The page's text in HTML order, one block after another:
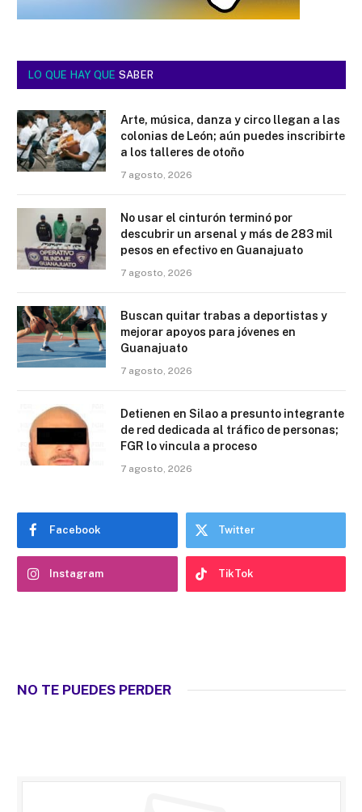
LO QUE HAY QUE SABER
Arte, música, danza y circo llegan a las
colonias de León; aún puedes inscribirte
a los talleres de otoño
7 agosto, 2026
No usar el cinturón terminó por
descubrir un arsenal y más de 283 mil
pesos en efectivo en Guanajuato
7 agosto, 2026
Buscan quitar trabas a deportistas y
mejorar apoyos para jóvenes en
Guanajuato
7 agosto, 2026
Detienen en Silao a presunto integrante
de red dedicada al tráfico de personas;
FGR lo vincula a proceso
7 agosto, 2026
Facebook Twitter
Instagram TikTok
NO TE PUEDES PERDER